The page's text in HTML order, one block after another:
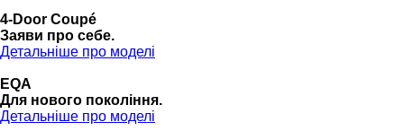
4-Door Coupé
Заяви про себе.
Детальніше про моделі
EQA
Для нового покоління.
Детальніше про моделі